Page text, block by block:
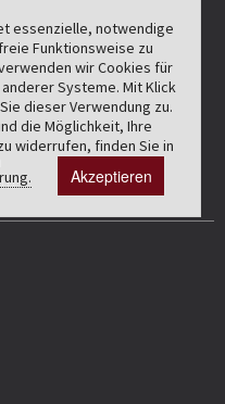
essenzielle, notwendige
Funktionsweise zu
wir Cookies für
Systeme. Mit Klick
dieser Verwendung zu.
die Möglichkeit, Ihre
widerrufen, finden Sie in
Akzeptieren